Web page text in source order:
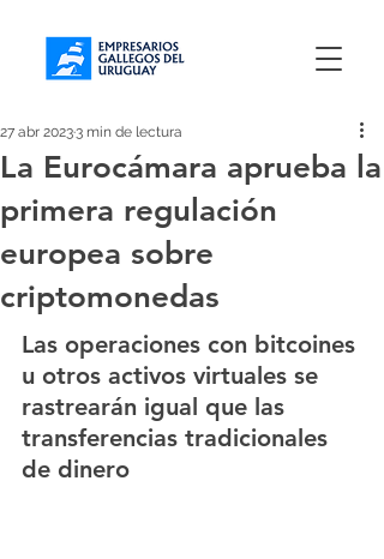
La Eurocámara aprueba la
primera regulación
europea sobre
criptomonedas
27 abr 20233 min de lectura
Las operaciones con bitcoines
u otros activos virtuales se
rastrearán igual que las
transferencias tradicionales
de dinero